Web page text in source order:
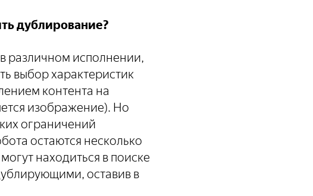
дублирование?
различном исполнении,
выбор характеристик
контента на
изображение). Но
ограничений
остаются несколько
находиться в поиске
оставив в